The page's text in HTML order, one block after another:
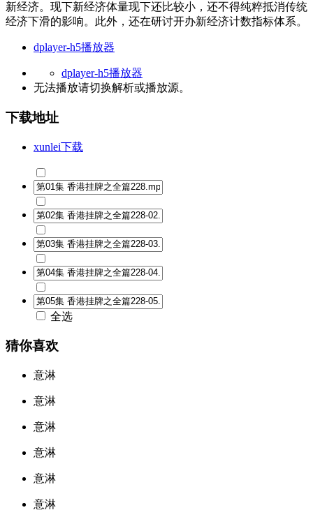
新经济。现下新经济体量现下还比较小，还不得纯粹抵消传统
经济下滑的影响。此外，还在研讨开办新经济计数指标体系。
dplayer-h5播放器
dplayer-h5播放器
无法播放请切换解析或播放源。
下载地址
xunlei下载
全选
猜你喜欢
意淋
意淋
意淋
意淋
意淋
意淋